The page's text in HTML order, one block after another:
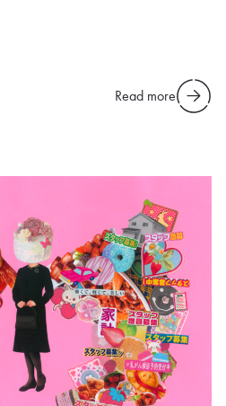
Read more